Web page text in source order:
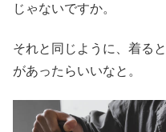
じゃないですか。
それと同じように、着ると
があったらいいなと。